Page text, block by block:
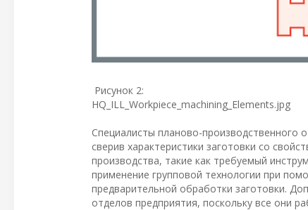
Рисунок 2:
HQ_ILL_Workpiece_machining_Elements.jpg
Специалисты планово-производственного
сверив характеристики заготовки со
производства, такие как требуемый
применение групповой технологии при
предварительной обработки заготовки.
отделов предприятия, поскольку все они